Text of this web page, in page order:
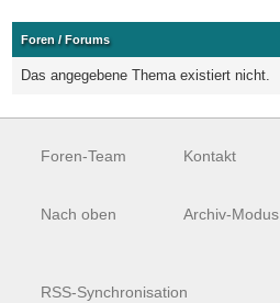
Foren / Forums
Das angegebene Thema existiert nicht.
Foren-Team Kontakt
Nach oben Archiv-Modus
RSS-Synchronisation